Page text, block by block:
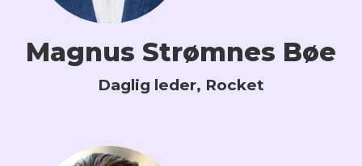
Magnus Strømnes Bøe
Daglig leder, Rocket